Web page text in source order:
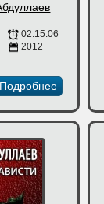
02:15:06
2012
Подробнее